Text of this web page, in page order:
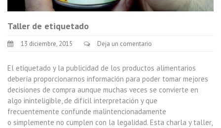
Taller de etiquetado
13 diciembre, 2015 Deja un comentario
El etiquetado y la publicidad de los productos alimentarios
debería proporcionarnos información para poder tomar mejores
decisiones de compra aunque muchas veces se convierte en
algo ininteligible, de difícil interpretación y que
frecuentemente confunde malintencionadamente
o simplemente no cumplen con la legalidad. Esta charla y taller,